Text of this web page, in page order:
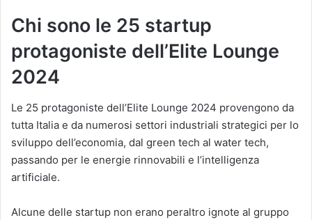
Chi sono le 25 startup
protagoniste dell’Elite Lounge
2024
Le 25 protagoniste dell’Elite Lounge 2024 provengono da
tutta Italia e da numerosi settori industriali strategici per lo
sviluppo dell’economia, dal green tech al water tech,
passando per le energie rinnovabili e l’intelligenza
artificiale.
Alcune delle startup non erano peraltro ignote al gruppo